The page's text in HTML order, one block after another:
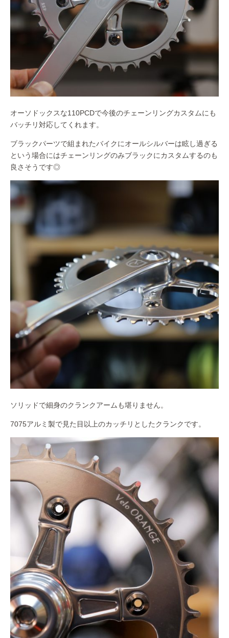
オーソドックスな110PCDで今後のチェーンリングカスタムにも
バッチリ対応してくれます。
ブラックパーツで組まれたバイクにオールシルバーは眩し過ぎる
という場合にはチェーンリングのみブラックにカスタムするのも
良さそうです◎
ソリッドで細身のクランクアームも堪りません。
7075アルミ製で見た目以上のカッチリとしたクランクです。